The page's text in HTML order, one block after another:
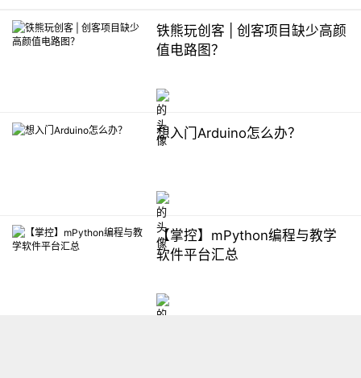
铁熊玩创客 | 创客项目缺少高颜
值电路图？
想入门Arduino怎么办？
【掌控】mPython编程与教学
软件平台汇总